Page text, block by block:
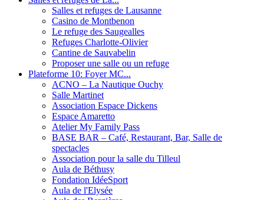
Salles et refuges de Lausanne
Casino de Montbenon
Le refuge des Saugealles
Refuges Charlotte-Olivier
Cantine de Sauvabelin
Proposer une salle ou un refuge
Plateforme 10: Foyer MC...
ACNO – La Nautique Ouchy
Salle Martinet
Association Espace Dickens
Espace Amaretto
Atelier My Family Pass
BASE BAR – Café, Restaurant, Bar, Salle de
spectacles
Association pour la salle du Tilleul
Aula de Béthusy
Fondation IdéeSport
Aula de l'Elysée